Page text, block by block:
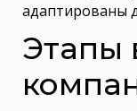
адаптированы
Этапы